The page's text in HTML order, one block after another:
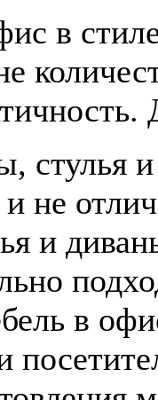
в
стулья
не
и
в